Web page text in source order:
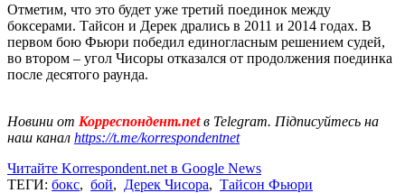
Отметим, что это будет уже третий поединок между
боксерами. Тайсон и Дерек дрались в 2011 и 2014 годах. В
первом бою Фьюри победил единогласным решением судей,
во втором – угол Чисоры отказался от продолжения поединка
после десятого раунда.
Новини от Корреспондент.netв Telegram. Підписуйтесь на
наш канал https://t.me/korrespondentnet
Читайте Korrespondent.net в Google News
ТЕГИ: бокс, бой, Дерек Чисора, Тайсон Фьюри